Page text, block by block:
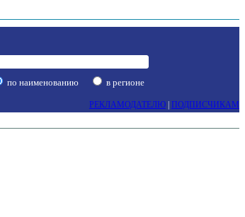
по наименованию в регионе
РЕКЛАМОДАТЕЛЮ ПОДПИСЧИКАМ